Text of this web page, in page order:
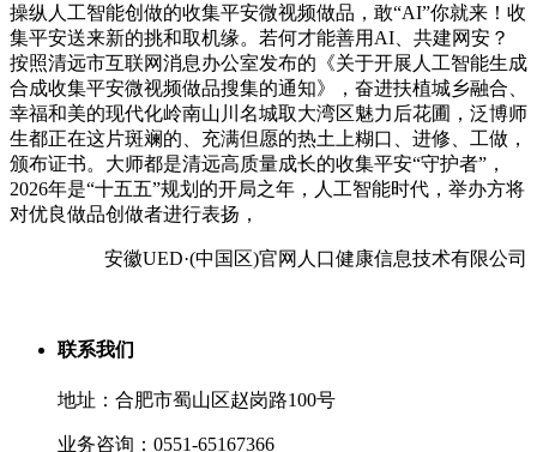
操纵人工智能创做的收集平安微视频做品，敢“AI”你就来！收
集平安送来新的挑和取机缘。若何才能善用AI、共建网安？
按照清远市互联网消息办公室发布的《关于开展人工智能生成
合成收集平安微视频做品搜集的通知》，奋进扶植城乡融合、
幸福和美的现代化岭南山川名城取大湾区魅力后花圃，泛博师
生都正在这片斑斓的、充满但愿的热土上糊口、进修、工做，
颁布证书。大师都是清远高质量成长的收集平安“守护者”，
2026年是“十五五”规划的开局之年，人工智能时代，举办方将
对优良做品创做者进行表扬，
安徽UED·(中国区)官网人口健康信息技术有限公司
联系我们
地址：合肥市蜀山区赵岗路100号
业务咨询：0551-65167366